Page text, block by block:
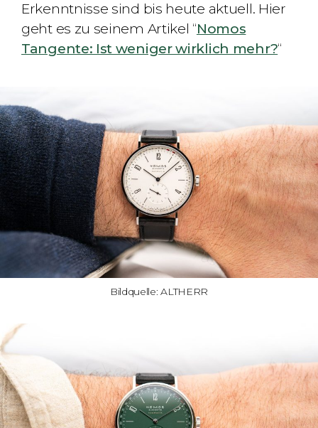
Erkenntnisse sind bis heute aktuell. Hier
geht es zu seinem Artikel “Nomos
Tangente: Ist weniger wirklich mehr?“
Bildquelle: ALTHERR